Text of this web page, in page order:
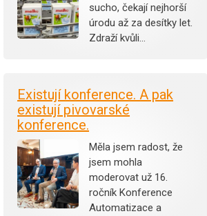
sucho, čekají nejhorší
úrodu až za desítky let.
Zdraží kvůli…
Existují konference. A pak
existují pivovarské
konference.
Měla jsem radost, že
jsem mohla
moderovat už 16.
ročník Konference
Automatizace a